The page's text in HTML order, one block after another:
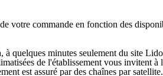
votre commande en fonction des
quelques minutes seulement du site
de l'établissement vous invitent à
est assuré par des chaînes par